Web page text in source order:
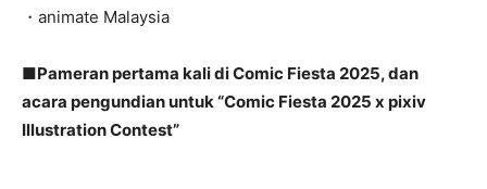
・animate Malaysia
■Pameran pertama kali di Comic Fiesta 2025, dan
acara pengundian untuk “Comic Fiesta 2025 x pixiv
Illustration Contest”